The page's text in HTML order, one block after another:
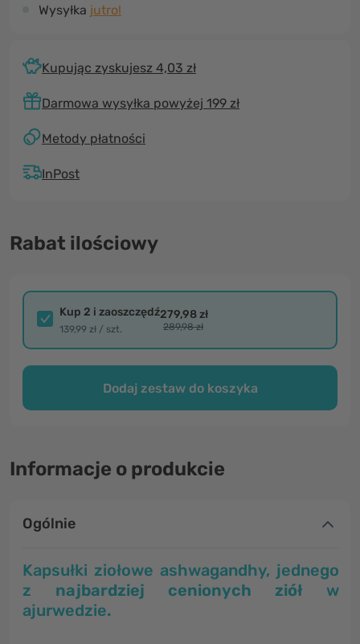
Wysyłka jutro!
Kupując zyskujesz 4,03 zł
Darmowa wysyłka powyżej 199 zł
Metody płatności
InPost
Rabat ilościowy
Kup 2 i zaoszczędź
139,99 zł / szt.
279,98 zł
289,98 zł
Dodaj zestaw do koszyka
Informacje o produkcie
Ogólnie
Kapsułki ziołowe ashwagandhy, jednego
z najbardziej cenionych ziół w
ajurwedzie.